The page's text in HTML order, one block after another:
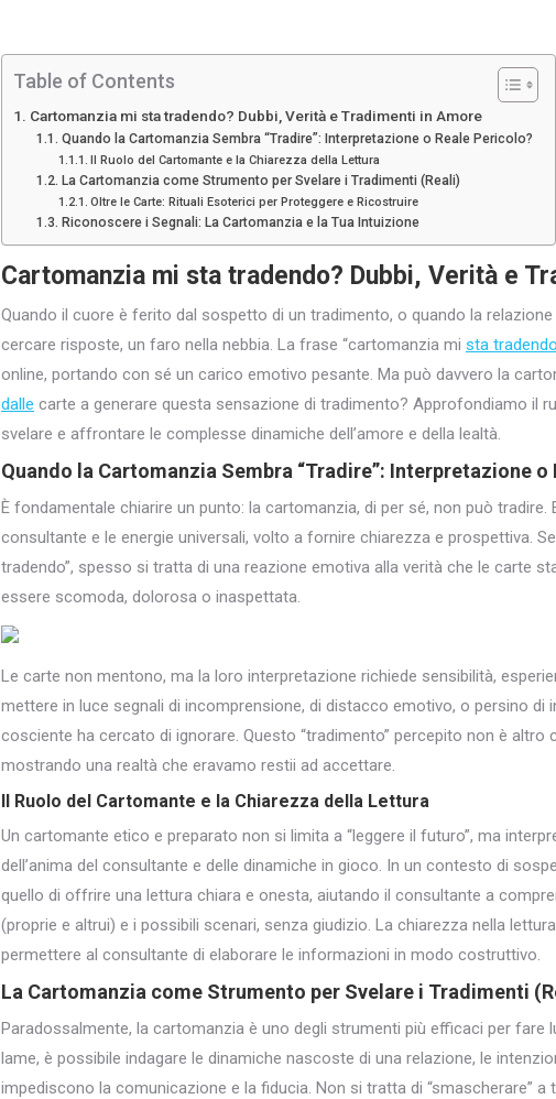
Table of Contents
Cartomanzia mi sta tradendo? Dubbi, Verità e Tradimenti in Amore
Quando la Cartomanzia Sembra “Tradire”: Interpretazione o Reale Pericolo?
Il Ruolo del Cartomante e la Chiarezza della Lettura
La Cartomanzia come Strumento per Svelare i Tradimenti (Reali)
Oltre le Carte: Rituali Esoterici per Proteggere e Ricostruire
Riconoscere i Segnali: La Cartomanzia e la Tua Intuizione
Cartomanzia mi sta tradendo? Dubbi, Verità e
Quando il cuore è ferito dal sospetto di un tradimento, o quando la
cercare risposte, un faro nella nebbia. La frase “cartomanzia mi sta
online, portando con sé un carico emotivo pesante. Ma può davvero la
dalle carte a generare questa sensazione di tradimento? Approfondiamo il
svelare e affrontare le complesse dinamiche dell’amore e della lealtà.
Quando la Cartomanzia Sembra “Tradire”: Interpretazione o
È fondamentale chiarire un punto: la cartomanzia, di per sé, non può
consultante e le energie universali, volto a fornire chiarezza e prospettiva.
tradendo”, spesso si tratta di una reazione emotiva alla verità che le carte
essere scomoda, dolorosa o inaspettata.
Le carte non mentono, ma la loro interpretazione richiede sensibilità,
mettere in luce segnali di incomprensione, di distacco emotivo, o persino di
cosciente ha cercato di ignorare. Questo “tradimento” percepito non è altro
mostrando una realtà che eravamo restii ad accettare.
Il Ruolo del Cartomante e la Chiarezza della Lettura
Un cartomante etico e preparato non si limita a “leggere il futuro”, ma
dell’anima del consultante e delle dinamiche in gioco. In un contesto di
quello di offrire una lettura chiara e onesta, aiutando il consultante a
(proprie e altrui) e i possibili scenari, senza giudizio. La chiarezza nella
permettere al consultante di elaborare le informazioni in modo costruttivo.
La Cartomanzia come Strumento per Svelare i Tradimenti
Paradossalmente, la cartomanzia è uno degli strumenti più efficaci per fare
lame, è possibile indagare le dinamiche nascoste di una relazione, le
impediscono la comunicazione e la fiducia. Non si tratta di “smascherare”